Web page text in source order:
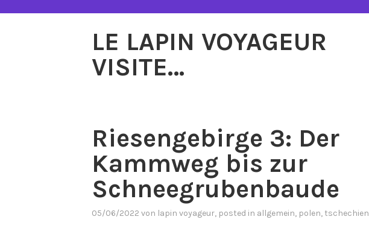
LE LAPIN VOYAGEUR
VISITE…
Riesengebirge 3: Der
Kammweg bis zur
Schneegrubenbaude
05/06/2022 von lapin voyageur, posted in allgemein, polen, tschechien